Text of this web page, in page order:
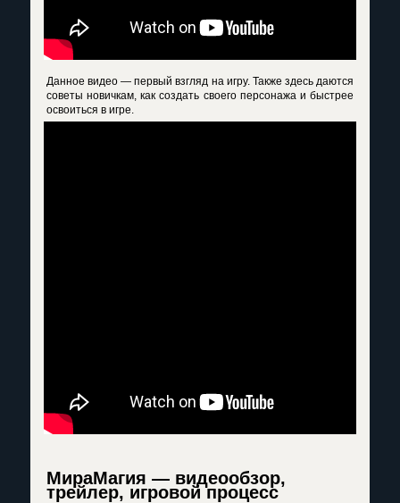
Данное видео — первый взгляд на игру. Также здесь даются
советы новичкам, как создать своего персонажа и быстрее
освоиться в игре.
МираМагия — видеообзор,
трейлер, игровой процесс